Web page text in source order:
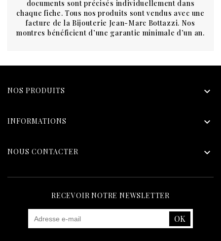
documents sont précisés individuellement dans
chaque fiche. Tous nos produits sont vendus avec une
facture de la Bijouterie Jean-Marc Bottazzi. Nos
montres bénéficient d’une garantie minimale d’un an.
NOS PRODUITS 
INFORMATIONS 
NOUS CONTACTER 
RECEVOIR NOTRE NEWSLETTER